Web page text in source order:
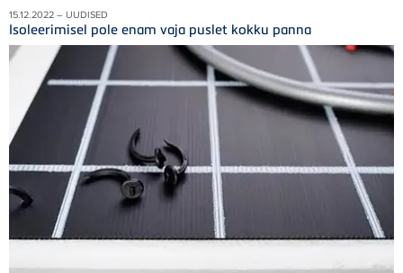
15.12.2022 – UUDISED
Isoleerimisel pole enam vaja puslet kokku panna